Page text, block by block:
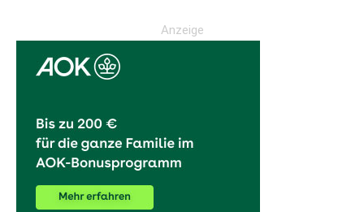
Anzeige